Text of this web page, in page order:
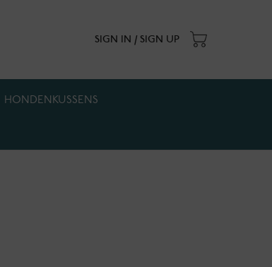
SIGN IN / SIGN UP
HONDENKUSSENS